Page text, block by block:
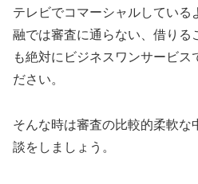
テレビでコマーシャルしている
融では審査に通らない、借りる
も絶対にビジネスワンサービス
ださい。
そんな時は審査の比較的柔軟な
談をしましょう。